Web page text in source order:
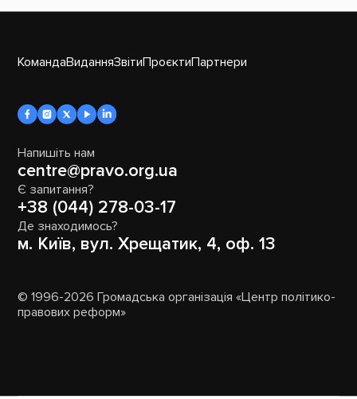
КомандаВиданняЗвітиПроєктиПартнери
Напишіть нам
centre@pravo.org.ua
Є запитання?
+38 (044) 278-03-17
Де знаходимось?
м. Київ, вул. Хрещатик, 4, оф. 13
© 1996-2026 Громадська організація «Центр політико-
правових реформ»